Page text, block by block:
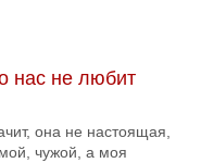
нас не любит
она не настоящая,
чужой, а моя